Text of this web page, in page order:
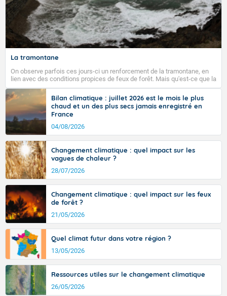
La tramontane
On observe parfois ces jours-ci un renforcement de la tramontane, en
lien avec des conditions propices de feux de forêt. Mais qu'est-ce que la
tramontane ? Quelles sont ses caractéristiques ? La tramontane est un
vent turbulent soufflant de secteur nord-ouest à nord, ou ouest à nord-
ouest, dans un secteur qui part du Roussillon à la vallée de l’Aude et à
l’ouest de l’Hérault. L’étymologie de ce vent vient du latin trasmontanus,
signifiant au-delà des monts, en allusion aux régions montagneuses
d’où provient ce vent.
Bilan climatique : juillet 2026 est le mois le plus
chaud et un des plus secs jamais enregistré en
France
04/08/2026
Changement climatique : quel impact sur les
vagues de chaleur ?
28/07/2026
Changement climatique : quel impact sur les feux
de forêt ?
21/05/2026
Quel climat futur dans votre région ?
13/05/2026
Ressources utiles sur le changement climatique
26/05/2026